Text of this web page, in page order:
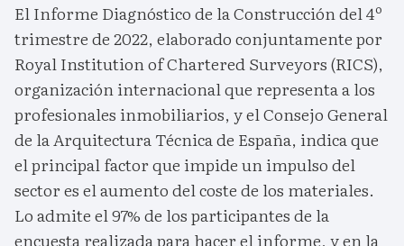
El Informe Diagnóstico de la Construcción del 4º
trimestre de 2022, elaborado conjuntamente por
Royal Institution of Chartered Surveyors (RICS),
organización internacional que representa a los
profesionales inmobiliarios, y el Consejo General
de la Arquitectura Técnica de España, indica que
el principal factor que impide un impulso del
sector es el aumento del coste de los materiales.
Lo admite el 97% de los participantes de la
encuesta realizada para hacer el informe, y en la